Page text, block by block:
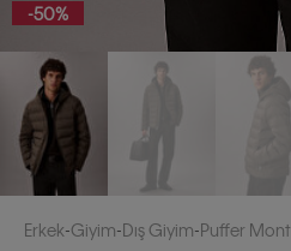
-50%
Erkek Giyim Dış Giyim Puffer Mont